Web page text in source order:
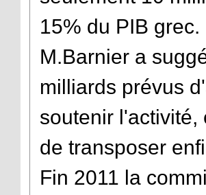
15% du PIB grec.
M.Barnier a
milliards prévus
soutenir l'activité,
de transposer
Fin 2011 la